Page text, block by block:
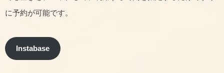
に予約が可能です。
Instabase